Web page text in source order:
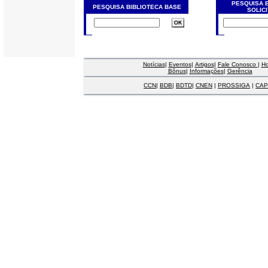
PESQUISA BIBLIOTECA BASE
PESQUISA
Notícias| Eventos| Artigos| Fale Conosco |
Bônus| Informações| Gerência
CCN| BDB| BDTD| CNEN | PROSSIGA |